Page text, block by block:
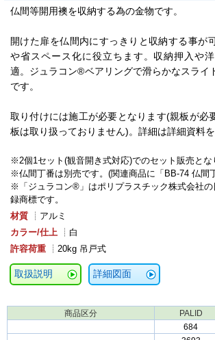
仏間等開用襖を収納する為の金物です。
開けた扉を仏間内にすっきりと収納する事が
や省スペース化に役立ちます。収納押入や
適。ジュラコン®ベアリングで滑らかなスライ
です。
取り付けには施工が必要となります(親板が必
板は取り扱っておりません)。詳細は詳細資料を
※2個1セット(観音開き式対応)でのセット販売とな
※仏間丁番は別売です。(関連商品に「BB-74 仏間
※「ジュラコン®」はポリプラスチック株式会社
録商標です。
材質
┊アルミ
カラー/仕上
┊白
許容荷重
┊20kg 吊戸式
取扱説明 詳細図面
商品区分 PALID
684